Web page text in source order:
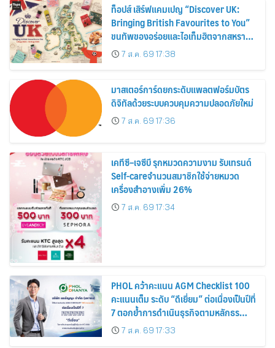
ท็อปส์ เสิร์ฟแคมเปญ “Discover UK:
Bringing British Favourites to You”
ขนทัพของอร่อยและไอเท็มฮิตจากสหราช
อาณาจักร ส่งตรงถึงมือตั้งแต่วันนี้ – 18
สิงหาคมนี้
7 ส.ค. 69 17:38
มาสเตอร์การ์ดยกระดับแพลตฟอร์มบัตร
ดิจิทัลด้วยระบบควบคุมความปลอดภัยใหม่
7 ส.ค. 69 17:36
เคทีซี–เจซีบี รุกหมวดความงาม รับเทรนด์
Self-careจำนวนสมาชิกใช้จ่ายหมวด
เครื่องสำอางเพิ่ม 26%
7 ส.ค. 69 17:34
PHOL คว้าคะแนน AGM Checklist 100
คะแนนเต็ม ระดับ “ดีเยี่ยม” ต่อเนื่องเป็นปีที่
7 ตอกย้ำการดำเนินธุรกิจตามหลักธร
รมาภิบาล โปร่งใส สร้างความเชื่อมั่นผู้ถือ
หุ้น
7 ส.ค. 69 17:33